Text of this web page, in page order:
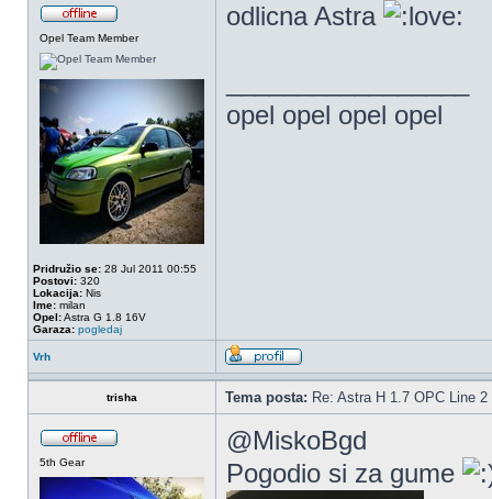
Opel Team Member
Pridružio se: 28 Jul 2011 00:55
Postovi: 320
Lokacija: Nis
Ime: milan
Opel:Astra G 1.8 16V
Garaza: pogledaj
odlicna Astra
opel opel opel opel
Vrh
trisha Tema posta: Re: Astra H 1.7 OPC Line 2
5th Gear
@MiskoBgd
Pogodio si za gume